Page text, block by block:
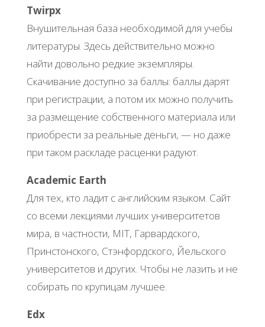
Twirpx
Внушительная база необходимой для учебы
литературы. Здесь действительно можно
найти довольно редкие экземпляры.
Скачивание доступно за баллы: баллы дарят
при регистрации, а потом их можно получить
за размещение собственного материала или
приобрести за реальные деньги, — но даже
при таком раскладе расценки радуют.
Academic Earth
Для тех, кто ладит с английским языком. Сайт
со всеми лекциями лучших университетов
мира, в частности, MIT, Гарвардского,
Принстонского, Стэнфордского, Йельского
университетов и других. Чтобы не лазить и не
собирать по крупицам лучшее.
Еdx